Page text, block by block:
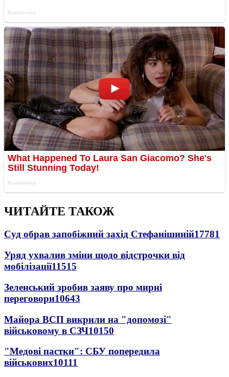
ЧИТАЙТЕ ТАКОЖ
Суд обрав запобіжний захід Стефанішиній17781
Уряд ухвалив зміни щодо відстрочки від
мобілізації11515
Зеленський зробив заяву про мирні
переговори10643
Майора ВСП викрили на "допомозі"
військовому в СЗЧ10150
"Медові пастки": СБУ попередила
військових10111